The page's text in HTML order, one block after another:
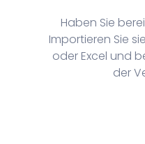
Haben Sie
Importieren Sie
oder Excel und
der